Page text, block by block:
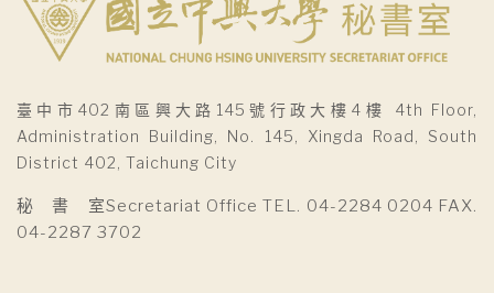
臺中市402南區興大路145號行政大樓4樓 4th Floor,
Administration Building, No. 145, Xingda Road, South
District 402, Taichung City
秘 書 室Secretariat Office TEL. 04-2284 0204 FAX.
04-2287 3702